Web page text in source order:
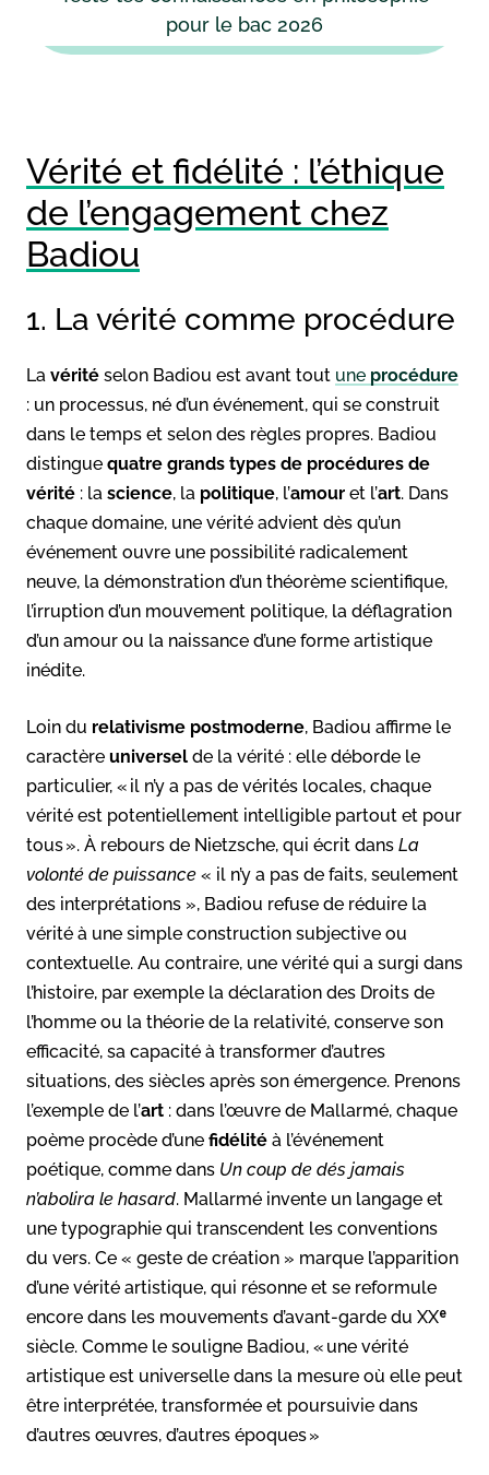
pour le bac 2026
Vérité et fidélité : l’éthique
de l’engagement chez
Badiou
1. La vérité comme procédure
La vérité selon Badiou est avant tout une procédure
: un processus, né d’un événement, qui se construit
dans le temps et selon des règles propres. Badiou
distingue quatre grands types de procédures de
vérité : la science, la politique, l’amour et l’art. Dans
chaque domaine, une vérité advient dès qu’un
événement ouvre une possibilité radicalement
neuve, la démonstration d’un théorème scientifique,
l’irruption d’un mouvement politique, la déflagration
d’un amour ou la naissance d’une forme artistique
inédite.
Loin du relativisme postmoderne, Badiou affirme le
caractère universel de la vérité : elle déborde le
particulier, « il n’y a pas de vérités locales, chaque
vérité est potentiellement intelligible partout et pour
tous ». À rebours de Nietzsche, qui écrit dans La
volonté de puissance « il n’y a pas de faits, seulement
des interprétations », Badiou refuse de réduire la
vérité à une simple construction subjective ou
contextuelle. Au contraire, une vérité qui a surgi dans
l’histoire, par exemple la déclaration des Droits de
l’homme ou la théorie de la relativité, conserve son
efficacité, sa capacité à transformer d’autres
situations, des siècles après son émergence. Prenons
l’exemple de l’art : dans l’œuvre de Mallarmé, chaque
poème procède d’une fidélité à l’événement
poétique, comme dans Un coup de dés jamais
n’abolira le hasard. Mallarmé invente un langage et
une typographie qui transcendent les conventions
du vers. Ce « geste de création » marque l’apparition
d’une vérité artistique, qui résonne et se reformule
encore dans les mouvements d’avant-garde du XXᵉ
siècle. Comme le souligne Badiou, « une vérité
artistique est universelle dans la mesure où elle peut
être interprétée, transformée et poursuivie dans
d’autres œuvres, d’autres époques »